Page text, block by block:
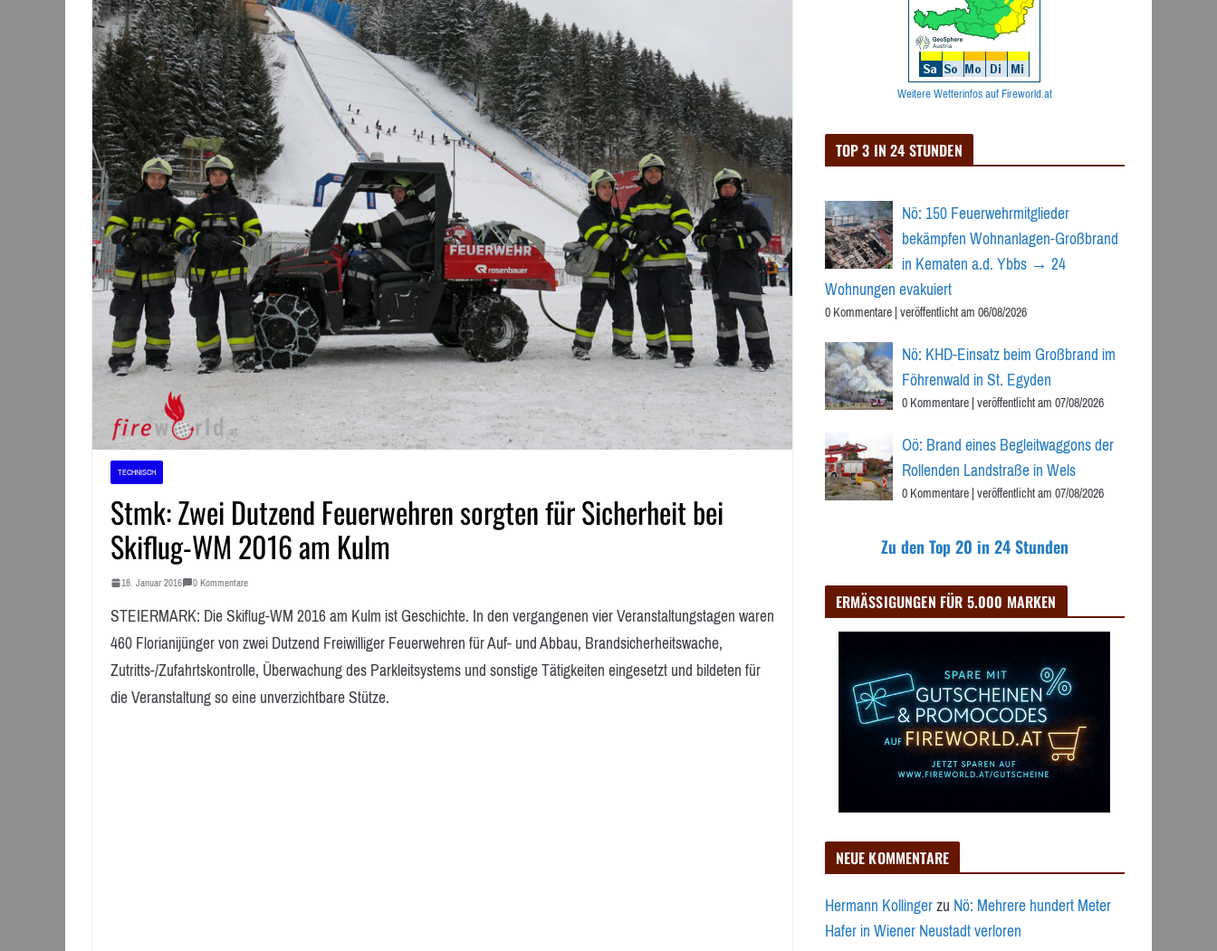
TECHNISCH
Stmk: Zwei Dutzend Feuerwehren sorgten für Sicherheit bei
Skiflug-WM 2016 am Kulm
18. Januar 2016 0 Kommentare
STEIERMARK: Die Skiflug-WM 2016 am Kulm ist Geschichte. In den vergangenen vier Veranstaltungstagen waren
460 Florianijünger von zwei Dutzend Freiwilliger Feuerwehren für Auf- und Abbau, Brandsicherheitswache,
Zutritts-/Zufahrtskontrolle, Überwachung des Parkleitsystems und sonstige Tätigkeiten eingesetzt und bildeten für
die Veranstaltung so eine unverzichtbare Stütze.
Weitere Wetterinfos auf Fireworld.at
TOP 3 IN 24 STUNDEN
Nö: 150 Feuerwehrmitglieder
bekämpfen Wohnanlagen-Großbrand
in Kematen a.d. Ybbs → 24
Wohnungen evakuiert
0 Kommentare|veröffentlicht am 06/08/2026
Nö: KHD-Einsatz beim Großbrand im
Föhrenwald in St. Egyden
0 Kommentare|veröffentlicht am 07/08/2026
Oö: Brand eines Begleitwaggons der
Rollenden Landstraße in Wels
0 Kommentare|veröffentlicht am 07/08/2026
Zu den Top 20 in 24 Stunden
ERMÄSSIGUNGEN FÜR 5.000 MARKEN
NEUE KOMMENTARE
Hermann KollingerzuNö: Mehrere hundert Meter
Hafer in Wiener Neustadt verloren